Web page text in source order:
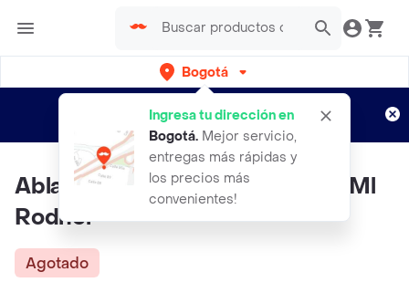
Bogotá
Ingresa tu dirección en
Bogotá. Mejor servicio,
entregas más rápidas y
los precios más
convenientes!
envíos gratis por semanas
Aplican TyC
Ablandador Cuticula Suave 30 Ml
Rodher
Agotado